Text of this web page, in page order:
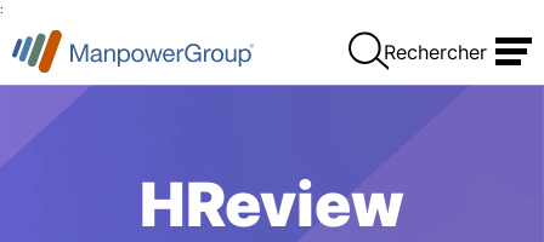
:
Rechercher
HReview